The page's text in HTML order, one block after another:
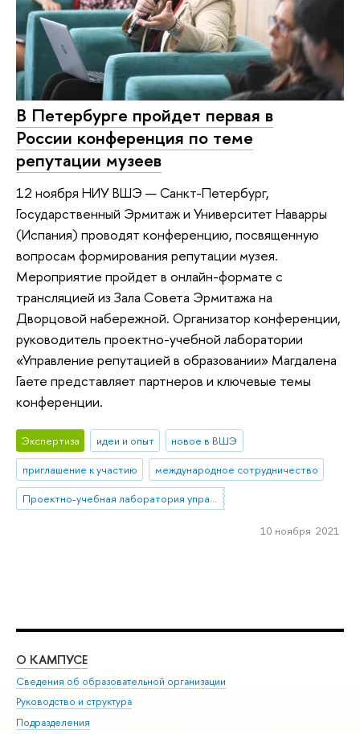
В Петербурге пройдет первая в
России конференция по теме
репутации музеев
12 ноября НИУ ВШЭ — Санкт-Петербург,
Государственный Эрмитаж и Университет Наварры
(Испания) проводят конференцию, посвященную
вопросам формирования репутации музея.
Мероприятие пройдет в онлайн-формате с
трансляцией из Зала Совета Эрмитажа на
Дворцовой набережной. Организатор конференции,
руководитель проектно-учебной лаборатории
«Управление репутацией в образовании» Магдалена
Гаете представляет партнеров и ключевые темы
конференции.
Экспертиза идеи и опыт
новое в ВШЭ
приглашение к участию
международное сотрудничество
Проектно-учебная лаборатория управления репутацией в образовании
10 ноября 2021
О КАМПУСЕ
Сведения об образовательной организации
Руководство и структура
Подразделения